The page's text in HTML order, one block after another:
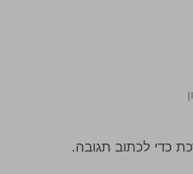
כדי לכתוב תגובה.